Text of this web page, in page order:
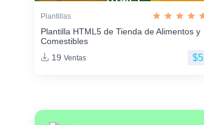
Plantillas
Plantilla HTML5 de Tienda de Alimentos y
Comestibles
19 Ventas $5